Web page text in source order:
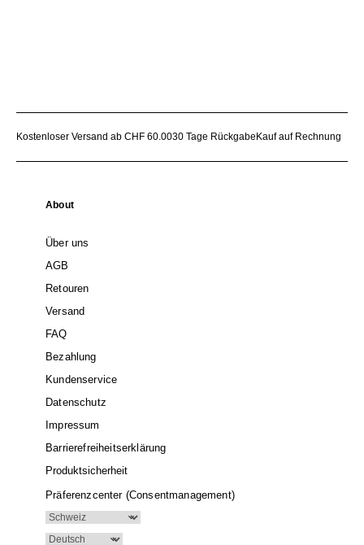
Kostenloser Versand ab CHF 60.0030 Tage Rückgabe Kauf auf Rechnung
About
Über uns
AGB
Retouren
Versand
FAQ
Bezahlung
Kundenservice
Datenschutz
Impressum
Barrierefreiheitserklärung
Produktsicherheit
Präferenzcenter (Consentmanagement)